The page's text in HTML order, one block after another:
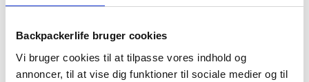
Backpackerlife bruger cookies
Vi bruger cookies til at tilpasse vores indhold og
annoncer, til at vise dig funktioner til sociale medier og til
BESKRIVELSE
YDERLIGERE INFORMATION